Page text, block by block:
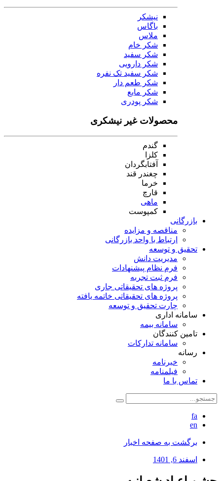
نیشکر
باگاس
ملاس
شکر خام
شکر سفید
شکر دارویی
شکر سفید تک نفره
شکر طعم دار
شکر مایع
شکر پودری
محصولات غیر نیشکری
گندم
کلزا
آفتابگردان
چغندر قند
خرما
قارچ
ماهی
کمپوست
بازرگانی
مناقصه و مزایده
ارتباط با واحد بازرگانی
تحقیق و توسعه
مدیریت دانش
فرم نظام پیشنهادات
فرم ثبت تجربه
پروژه های تحقیقاتی جاری
پروژه های تحقیقاتی خاتمه یافته
چارت تحقیق و توسعه
سامانه اداری
سامانه بیمه
تامین کنندگان
سامانه تدارکات
رسانه
خبرنامه
فیلمنامه
تماس با ما
fa
en
برگشت به صفحه اخبار
اسفند 6, 1401